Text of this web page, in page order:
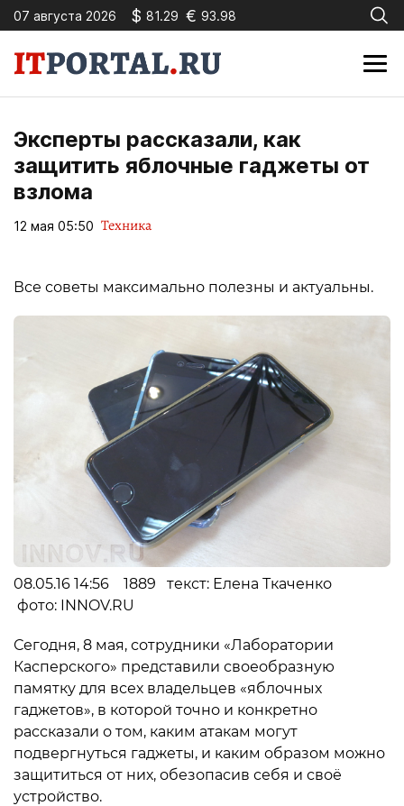
07 августа 2026 $ 81.29 € 93.98
Эксперты рассказали, как
защитить яблочные гаджеты от
взлома
12 мая 05:50 Техника
Все советы максимально полезны и актуальны.
08.05.16 14:56 1889 текст: Елена Ткаченко
фото: INNOV.RU
Сегодня, 8 мая, сотрудники «Лаборатории
Касперского» представили своеобразную
памятку для всех владельцев «яблочных
гаджетов», в которой точно и конкретно
рассказали о том, каким атакам могут
подвергнуться гаджеты, и каким образом можно
защититься от них, обезопасив себя и своё
устройство.